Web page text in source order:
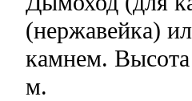
(нержавейка)
камнем.
м.